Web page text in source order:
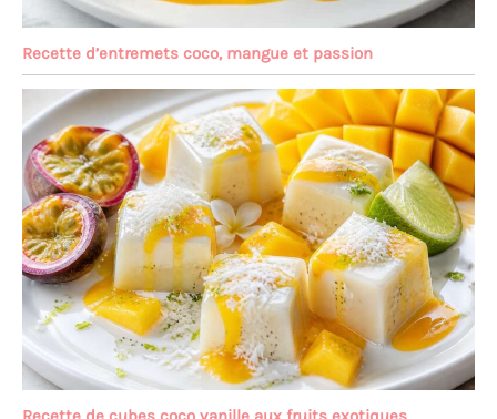
Recette d’entremets coco, mangue et passion